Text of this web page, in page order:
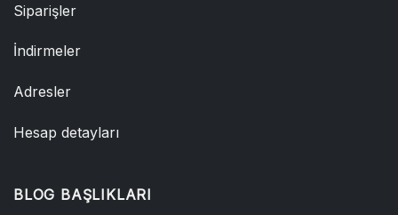
Siparişler
İndirmeler
Adresler
Hesap detayları
BLOG BAŞLIKLARI